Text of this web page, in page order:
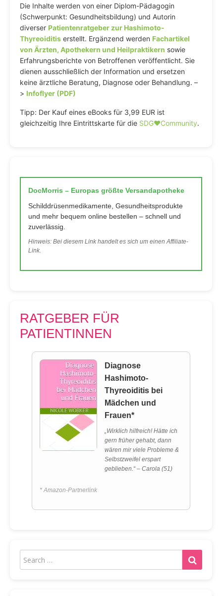
Die Inhalte werden von einer Diplom-Pädagogin
(Schwerpunkt: Gesundheitsbildung) und Autorin
diverser Patientenratgeber zur Hashimoto-
Thyreoiditis erstellt. Ergänzend werden Fachartikel
von Ärzten, Apothekern und Heilpraktikern sowie
Erfahrungsberichte von Betroffenen veröffentlicht. Sie
dienen ausschließlich der Information und ersetzen
keine ärztliche Beratung, Diagnose oder Behandlung. –
> Infoflyer (PDF)
Tipp: Der Kauf eines eBooks für 3,99 EUR ist
gleichzeitig Ihre Eintrittskarte für die SDG♥️Community.
DocMorris – Europas größte Versandapotheke
Schilddrüsenmedikamente, Gesundheitsprodukte
und mehr bequem online bestellen – schnell und
zuverlässig.
Hinweis: Bei diesem Link handelt es sich um einen Affiliate-
Link.
RATGEBER FÜR
PATIENTINNEN
Diagnose
Hashimoto-
Thyreoiditis bei
Mädchen und
Frauen*
„Wirklich hilfreich! Hätte ich
gern früher gehabt, dann
wären mir viele Probleme &
Selbstzweifel erspart
geblieben.“ – Carola (51)
* Amazon-Partnerlink